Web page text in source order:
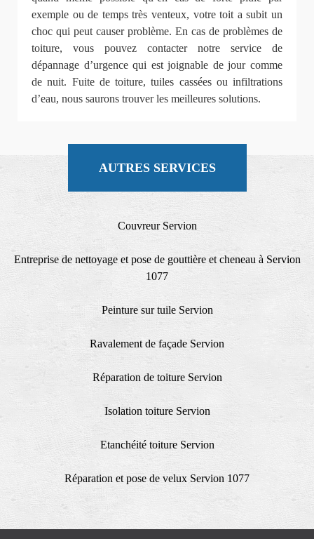
exemple ou de temps très venteux, votre toit a subit un
choc qui peut causer problème. En cas de problèmes de
toiture, vous pouvez contacter notre service de
dépannage d’urgence qui est joignable de jour comme
de nuit. Fuite de toiture, tuiles cassées ou infiltrations
d’eau, nous saurons trouver les meilleures solutions.
AUTRES SERVICES
Couvreur Servion
Entreprise de nettoyage et pose de gouttière et cheneau à Servion
1077
Peinture sur tuile Servion
Ravalement de façade Servion
Réparation de toiture Servion
Isolation toiture Servion
Etanchéité toiture Servion
Réparation et pose de velux Servion 1077